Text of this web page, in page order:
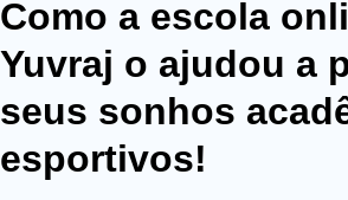
Como a escola
Yuvraj o ajudou a
seus sonhos
esportivos!